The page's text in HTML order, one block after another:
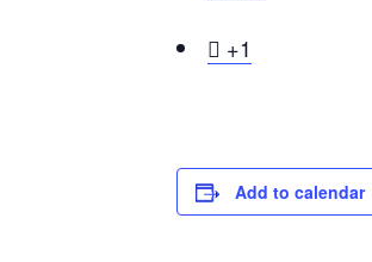
 +1
Add to calendar